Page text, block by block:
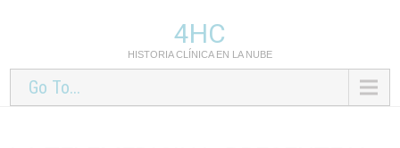
4HC
HISTORIA CLÍNICA EN LA NUBE
Go To...